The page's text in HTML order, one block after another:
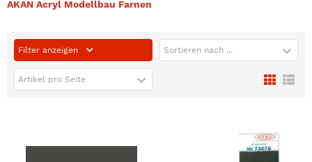
AKAN Acryl Modellbau Farnen
Filter anzeigen Sortieren nach ...
Artikel pro Seite